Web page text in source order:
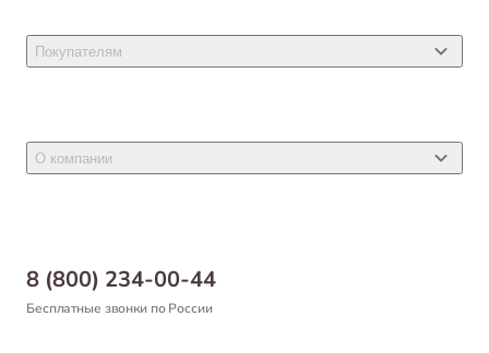
8 (800) 234-00-44
Бесплатные звонки по России
Товары для собак
Товары для птиц
Покупателям
Новости
Самовывоз
Оформление заказа
О компании
Благотворительный фонд